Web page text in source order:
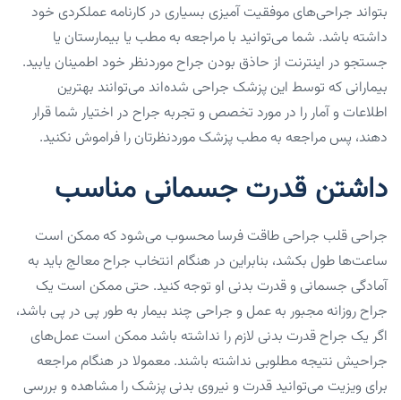
بتواند جراحی‌های موفقیت آمیزی بسیاری در کارنامه عملکردی خود
داشته باشد. شما می‌توانید با مراجعه به مطب یا بیمارستان یا
جستجو در اینترنت از حاذق بودن جراح موردنظر خود اطمینان یابید.
بیمارانی که توسط این پزشک جراحی شده‌اند می‌توانند بهترین
اطلاعات و آمار را در مورد تخصص و تجربه جراح در اختیار شما قرار
دهند، پس مراجعه به مطب پزشک موردنظرتان را فراموش نکنید.
داشتن قدرت جسمانی مناسب
جراحی قلب جراحی طاقت فرسا محسوب می‌شود که ممکن است
ساعت‌ها طول بکشد، بنابراین در هنگام انتخاب جراح معالج باید به
آمادگی جسمانی و قدرت بدنی او توجه کنید. حتی ممکن است یک
جراح روزانه مجبور به عمل و جراحی چند بیمار به طور پی در پی باشد،
اگر یک جراح قدرت بدنی لازم را نداشته باشد ممکن است عمل‌های
جراحیش نتیجه مطلوبی نداشته باشند. معمولا در هنگام مراجعه
برای ویزیت می‌توانید قدرت و نیروی بدنی پزشک را مشاهده و بررسی